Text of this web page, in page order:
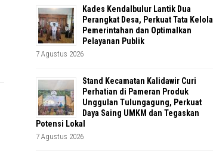
Kades Kendalbulur Lantik Dua
Perangkat Desa, Perkuat Tata Kelola
Pemerintahan dan Optimalkan
Pelayanan Publik
7 Agustus 2026
Stand Kecamatan Kalidawir Curi
Perhatian di Pameran Produk
Unggulan Tulungagung, Perkuat
Daya Saing UMKM dan Tegaskan
Potensi Lokal
7 Agustus 2026